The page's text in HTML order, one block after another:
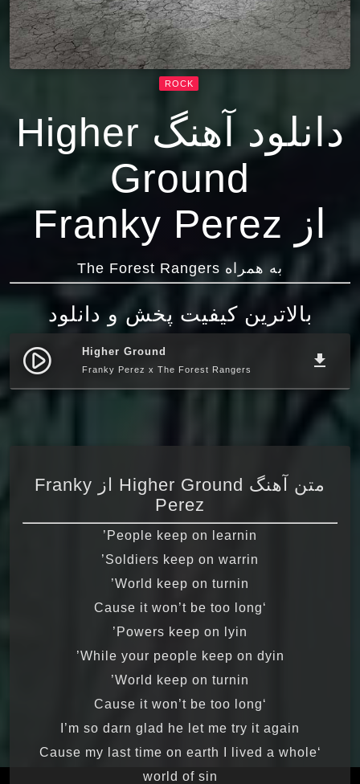
ROCK
دانلود آهنگ Higher
Ground
از Franky Perez
به همراه The Forest Rangers
بالاترین کیفیت پخش و دانلود
play_circle_filled Higher Ground
Franky Perez x The Forest Rangers file_download
متن آهنگ Higher Ground از Franky
Perez
People keep on learnin’
Soldiers keep on warrin’
World keep on turnin’
‘Cause it won’t be too long
Powers keep on lyin’
While your people keep on dyin’
World keep on turnin’
‘Cause it won’t be too long
I’m so darn glad he let me try it again
‘Cause my last time on earth I lived a whole
world of sin